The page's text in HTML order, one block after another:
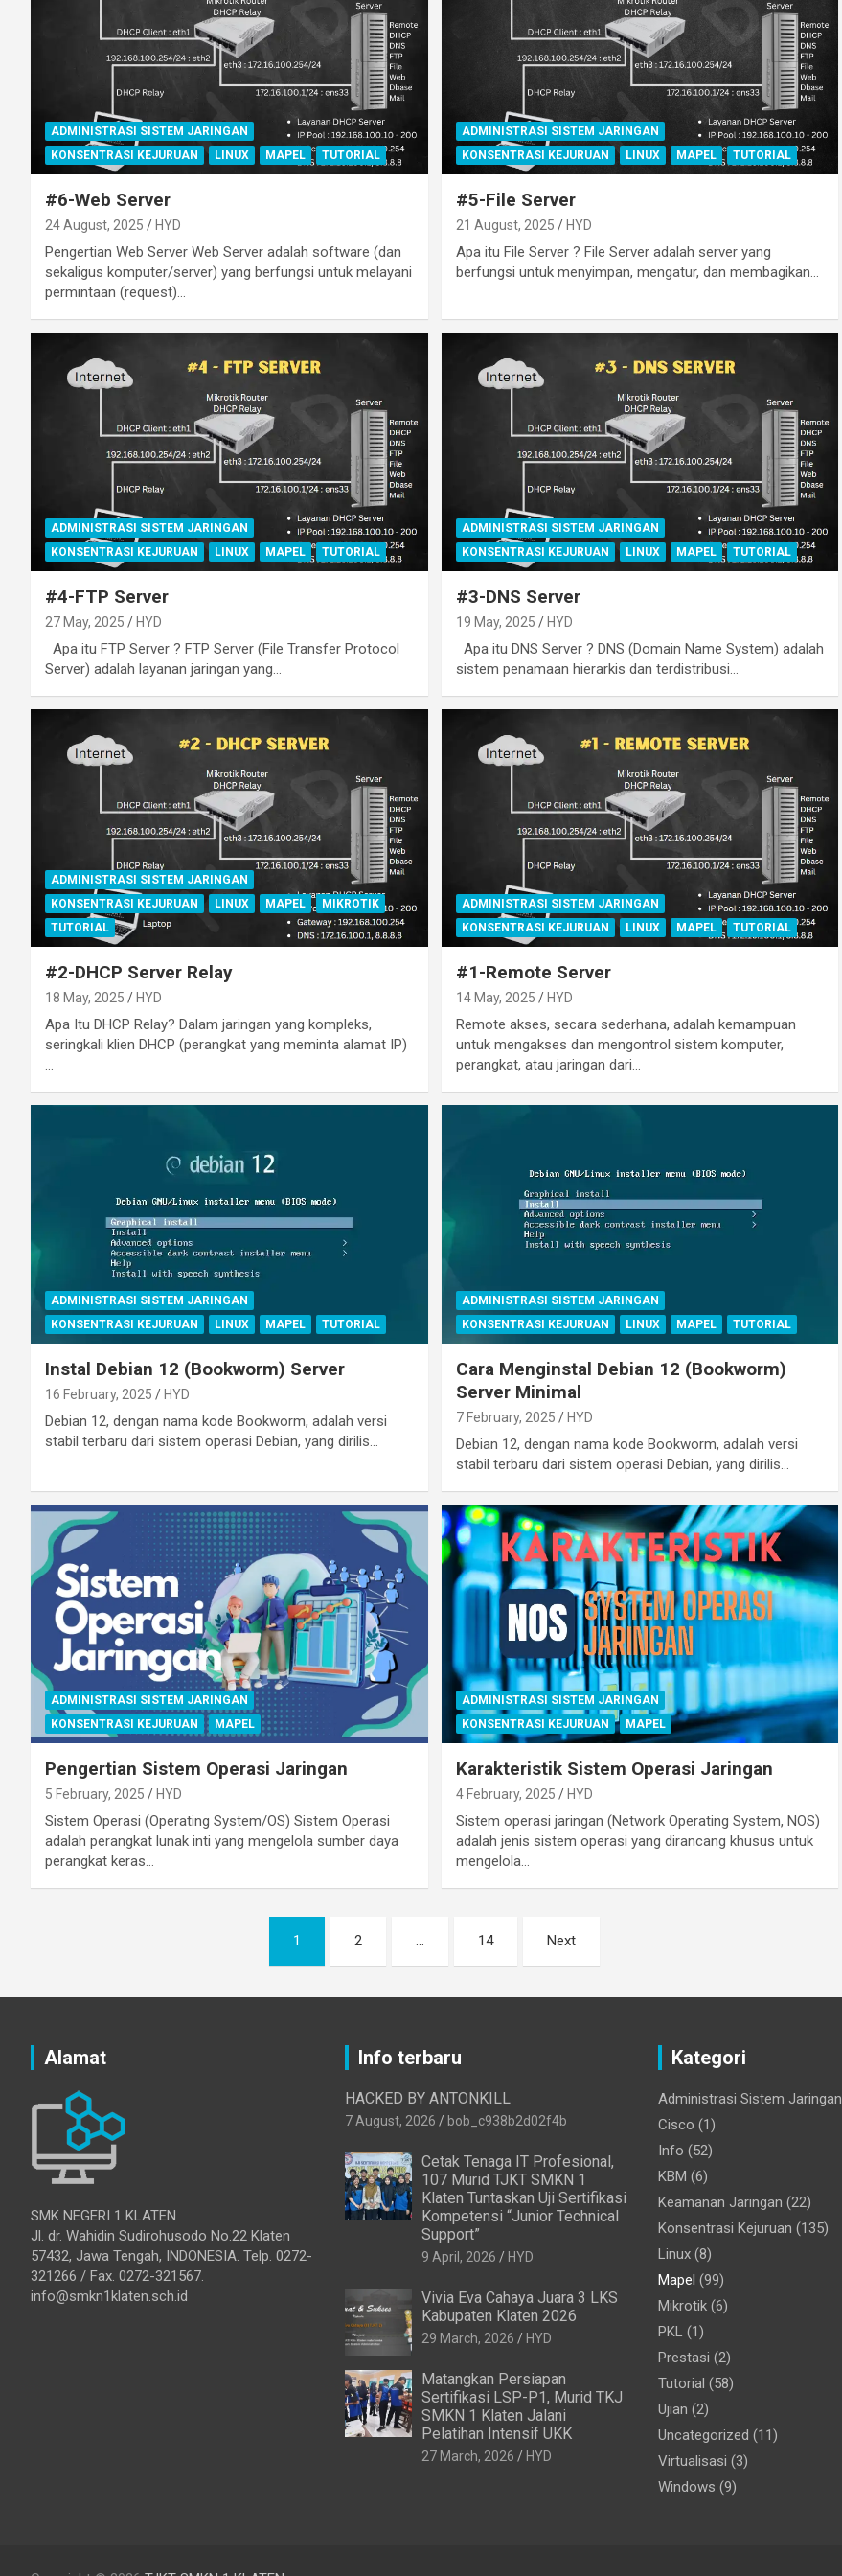
ADMINISTRASI SISTEM JARINGAN
KONSENTRASI KEJURUAN
LINUX MAPEL TUTORIAL
#6-Web Server
24 August, 2025 HYD
Pengertian Web Server Web Server adalah software (dan
sekaligus komputer/server) yang berfungsi untuk melayani
permintaan (request)…
ADMINISTRASI SISTEM JARINGAN
KONSENTRASI KEJURUAN
LINUX MAPEL TUTORIAL
#5-File Server
21 August, 2025 HYD
Apa itu File Server ? File Server adalah server yang
berfungsi untuk menyimpan, mengatur, dan membagikan…
ADMINISTRASI SISTEM JARINGAN
KONSENTRASI KEJURUAN
LINUX MAPEL TUTORIAL
#4-FTP Server
27 May, 2025 HYD
Apa itu FTP Server ? FTP Server (File Transfer Protocol
Server) adalah layanan jaringan yang…
ADMINISTRASI SISTEM JARINGAN
KONSENTRASI KEJURUAN
LINUX MAPEL TUTORIAL
#3-DNS Server
19 May, 2025 HYD
Apa itu DNS Server ? DNS (Domain Name System) adalah
sistem penamaan hierarkis dan terdistribusi…
ADMINISTRASI SISTEM JARINGAN
KONSENTRASI KEJURUAN
LINUX MAPEL
MIKROTIK
TUTORIAL
#2-DHCP Server Relay
18 May, 2025 HYD
Apa Itu DHCP Relay? Dalam jaringan yang kompleks,
seringkali klien DHCP (perangkat yang meminta alamat IP)
…
ADMINISTRASI SISTEM JARINGAN
KONSENTRASI KEJURUAN
LINUX MAPEL TUTORIAL
#1-Remote Server
14 May, 2025 HYD
Remote akses, secara sederhana, adalah kemampuan
untuk mengakses dan mengontrol sistem komputer,
perangkat, atau jaringan dari…
ADMINISTRASI SISTEM JARINGAN
KONSENTRASI KEJURUAN
LINUX MAPEL TUTORIAL
Instal Debian 12 (Bookworm) Server
16 February, 2025 HYD
Debian 12, dengan nama kode Bookworm, adalah versi
stabil terbaru dari sistem operasi Debian, yang dirilis…
ADMINISTRASI SISTEM JARINGAN
KONSENTRASI KEJURUAN
LINUX MAPEL TUTORIAL
Cara Menginstal Debian 12 (Bookworm)
Server Minimal
7 February, 2025 HYD
Debian 12, dengan nama kode Bookworm, adalah versi
stabil terbaru dari sistem operasi Debian, yang dirilis…
ADMINISTRASI SISTEM JARINGAN
KONSENTRASI KEJURUAN
MAPEL
Pengertian Sistem Operasi Jaringan
5 February, 2025 HYD
Sistem Operasi (Operating System/OS) Sistem Operasi
adalah perangkat lunak inti yang mengelola sumber daya
perangkat keras…
ADMINISTRASI SISTEM JARINGAN
KONSENTRASI KEJURUAN
MAPEL
Karakteristik Sistem Operasi Jaringan
4 February, 2025 HYD
Sistem operasi jaringan (Network Operating System, NOS)
adalah jenis sistem operasi yang dirancang khusus untuk
mengelola…
1 2 … 14 Next
Alamat
SMK NEGERI 1 KLATEN
Jl. dr. Wahidin Sudirohusodo No.22 Klaten
57432, Jawa Tengah, INDONESIA. Telp. 0272-
321266 / Fax. 0272-321567.
info@smkn1klaten.sch.id
Info terbaru
HACKED BY ANTONKILL
7 August, 2026 bob_c938b2d02f4b
Cetak Tenaga IT Profesional,
107 Murid TJKT SMKN 1
Klaten Tuntaskan Uji Sertifikasi
Kompetensi “Junior Technical
Support”
9 April, 2026 HYD
Vivia Eva Cahaya Juara 3 LKS
Kabupaten Klaten 2026
29 March, 2026 HYD
Matangkan Persiapan
Sertifikasi LSP-P1, Murid TKJ
SMKN 1 Klaten Jalani
Pelatihan Intensif UKK
27 March, 2026 HYD
Kategori
Administrasi Sistem Jaringan
Cisco (1)
Info (52)
KBM (6)
Keamanan Jaringan (22)
Konsentrasi Kejuruan (135)
Linux (8)
Mapel (99)
Mikrotik (6)
PKL (1)
Prestasi (2)
Tutorial (58)
Ujian (2)
Uncategorized (11)
Virtualisasi (3)
Windows (9)